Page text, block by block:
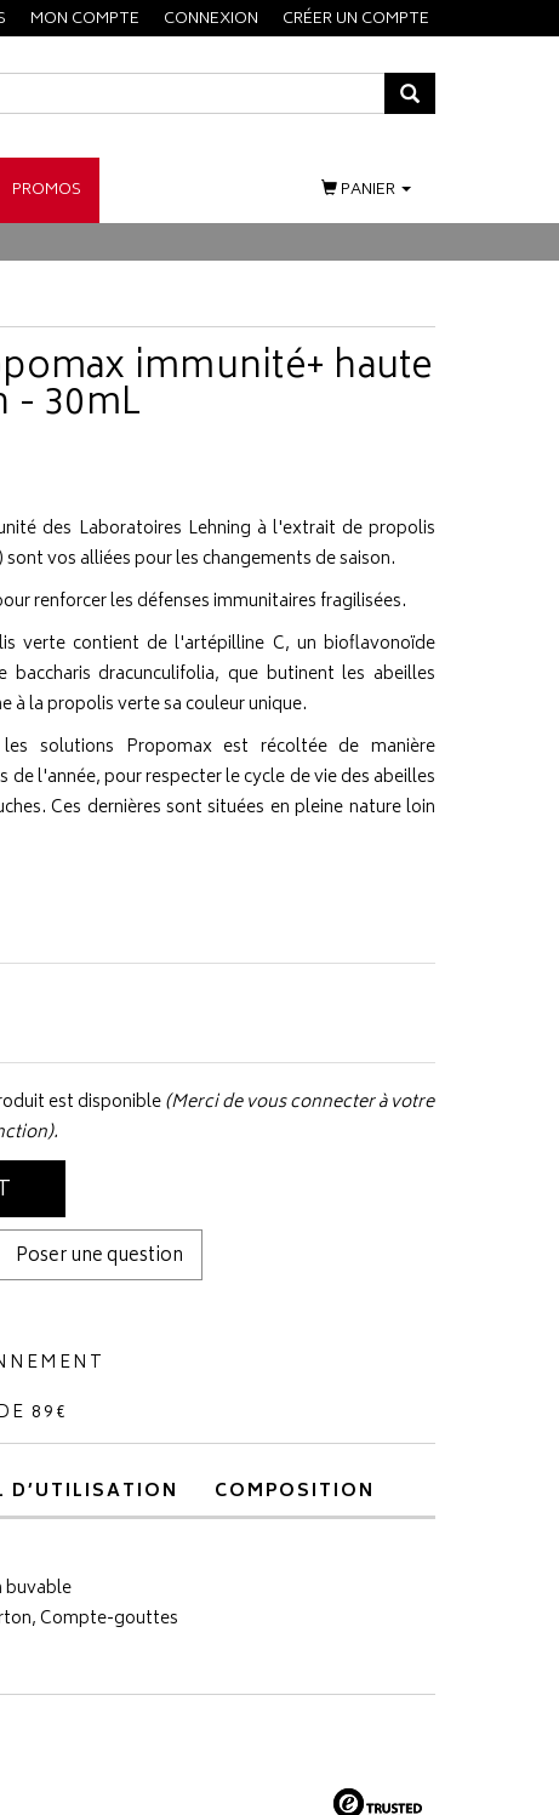
MON COMPTE CONNEXION CRÉER UN COMPTE
PROMOS PANIER
immunité+ haute
- 30mL
des Laboratoires Lehning à l'extrait de propolis
vos alliées pour les changements de saison.
renforcer les défenses immunitaires fragilisées.
verte contient de l'artépilline C, un bioflavonoïde
dracunculifolia, que butinent les abeilles
à la propolis verte sa couleur unique.
solutions Propomax est récoltée de manière
de l'année, pour respecter le cycle de vie des abeilles
Ces dernières sont situées en pleine nature loin
est disponible(Merci de vous connecter à votre
Poser une question
89€
D’UTILISATION COMPOSITION
buvable
Compte-gouttes